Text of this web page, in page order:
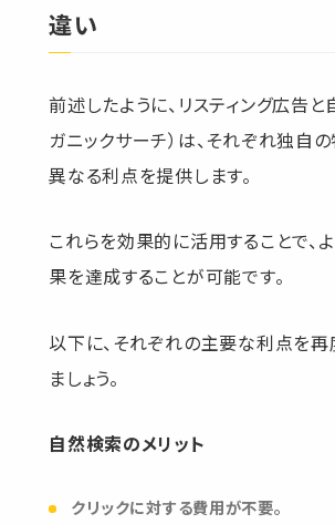
違い
前述したように、リスティング広告と
ガニックサーチ）は、それぞれ独自の
異なる利点を提供します。
これらを効果的に活用することで、
果を達成することが可能です。
以下に、それぞれの主要な利点を
ましょう。
自然検索のメリット
クリックに対する費用が不要。